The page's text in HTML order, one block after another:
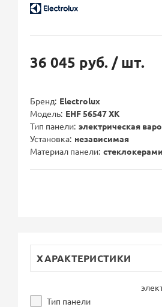
36 045 руб. / шт.
Бренд Electrolux
Модель EHF 56547 XK
Тип панели электрическая
Установка независимая
Материал панели
ХАРАКТЕРИСТИКИ
Тип панели